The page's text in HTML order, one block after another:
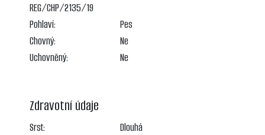
REG/CHP/2135/19
Pohlaví:
Pes
Chovný:
Ne
Uchovněný:
Ne
Zdravotní údaje
Srst:
Dlouhá